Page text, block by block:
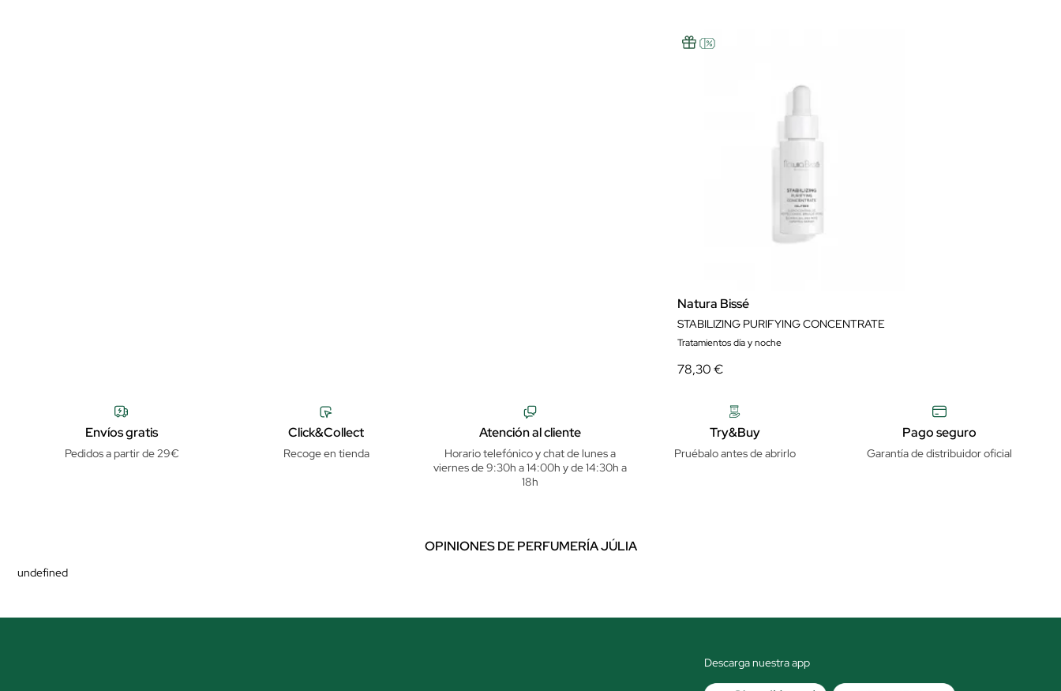
Natura Bissé
STABILIZING PURIFYING CONCENTRATE
Tratamientos día y noche
78,30 €
Envíos gratis
Pedidos a partir de 29€
Click&Collect
Recoge en tienda
Atención al cliente
Horario telefónico y chat de lunes a
viernes de 9:30h a 14:00h y de 14:30h a
18h
Try&Buy
Pruébalo antes de abrirlo
Pago seguro
Garantía de distribuidor oficial
OPINIONES DE PERFUMERÍA JÚLIA
undefined
Descarga nuestra app